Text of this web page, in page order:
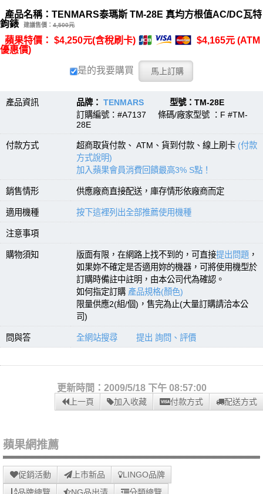
產品名稱：TENMARS泰瑪斯 TM-28E 真均方根值AC/DC瓦特
鉤錶
建議售價： 4,500元
蘋果特價： $4,250元(含稅刷卡)
$4,165元 (ATM
優惠價)
是的我要購買
產品資訊 品牌： TENMARS 型號：TM-28E
訂購編號：#A7137 條碼/廠家型號 ：F #TM-
28E
付款方式 超商取貨付款、 ATM、貨到付款、線上刷卡 (付款
方式說明)
加入蘋果會員消費回饋最高3% S點！
銷售情形 供應廠商直接配送，庫存情形依廠商而定
適用機種 按下這裡列出全部推薦使用機種
注意事項
購物須知 版面有限，在網路上找不到的，可直接提出問題 ，
如果妳不確定是否適用妳的機器，可將使用機型於
訂購時備註中註明，由本公司代為確認。
如何指定訂購 產品規格(顏色)
限量供應2(組/個)，售完為止(大量訂購請洽本公
司)
問與答 全網站搜尋 提出 詢問、評價
更新時間：2009/5/18 下午 08:57:00
上一頁 加入收藏 付款方式 配送方式
蘋果網推薦
促銷活動 上市新品
LINGO品牌